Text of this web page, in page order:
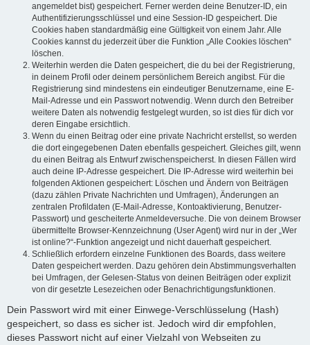
angemeldet bist) gespeichert. Ferner werden deine Benutzer-ID, ein
Authentifizierungsschlüssel und eine Session-ID gespeichert. Die
Cookies haben standardmäßig eine Gültigkeit von einem Jahr. Alle
Cookies kannst du jederzeit über die Funktion „Alle Cookies löschen“
löschen.
Weiterhin werden die Daten gespeichert, die du bei der Registrierung,
in deinem Profil oder deinem persönlichem Bereich angibst. Für die
Registrierung sind mindestens ein eindeutiger Benutzername, eine E-
Mail-Adresse und ein Passwort notwendig. Wenn durch den Betreiber
weitere Daten als notwendig festgelegt wurden, so ist dies für dich vor
deren Eingabe ersichtlich.
Wenn du einen Beitrag oder eine private Nachricht erstellst, so werden
die dort eingegebenen Daten ebenfalls gespeichert. Gleiches gilt, wenn
du einen Beitrag als Entwurf zwischenspeicherst. In diesen Fällen wird
auch deine IP-Adresse gespeichert. Die IP-Adresse wird weiterhin bei
folgenden Aktionen gespeichert: Löschen und Ändern von Beiträgen
(dazu zählen Private Nachrichten und Umfragen), Änderungen an
zentralen Profildaten (E-Mail-Adresse, Kontoaktivierung, Benutzer-
Passwort) und gescheiterte Anmeldeversuche. Die von deinem Browser
übermittelte Browser-Kennzeichnung (User Agent) wird nur in der „Wer
ist online?“-Funktion angezeigt und nicht dauerhaft gespeichert.
Schließlich erfordern einzelne Funktionen des Boards, dass weitere
Daten gespeichert werden. Dazu gehören dein Abstimmungsverhalten
bei Umfragen, der Gelesen-Status von deinen Beiträgen oder explizit
von dir gesetzte Lesezeichen oder Benachrichtigungsfunktionen.
Dein Passwort wird mit einer Einwege-Verschlüsselung (Hash)
gespeichert, so dass es sicher ist. Jedoch wird dir empfohlen,
dieses Passwort nicht auf einer Vielzahl von Webseiten zu